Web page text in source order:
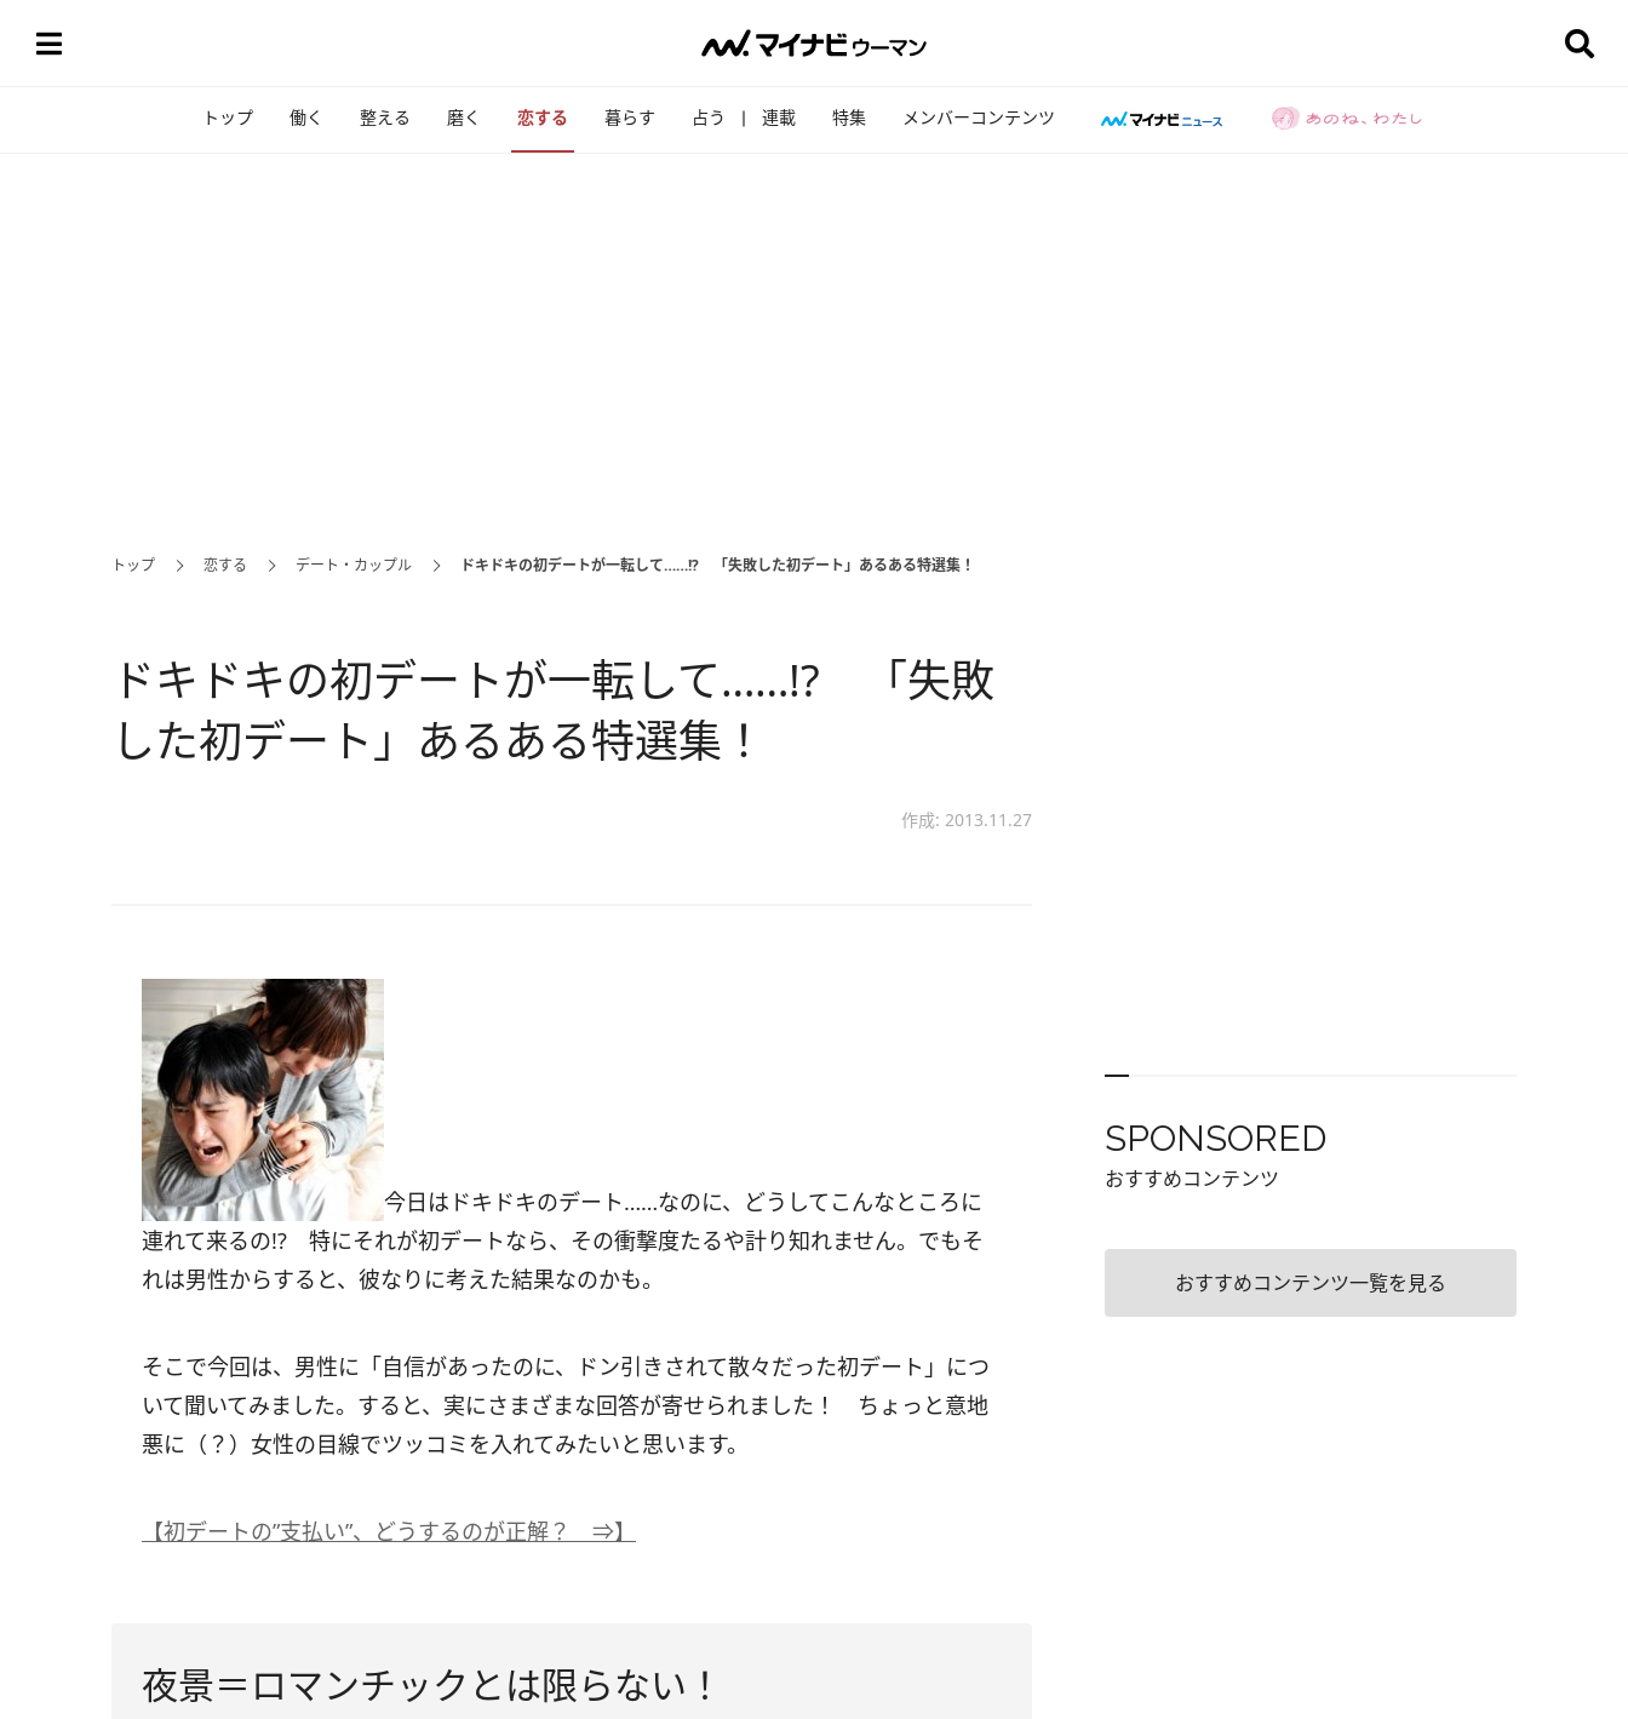
トップ 働く 整える 磨く 恋する 暮らす 占う 連載 特集 メンバーコンテンツ
トップ 恋する デート・カップル ドキドキの初デートが一転して……!? 「失敗した初デート」あるある特選集！
ドキドキの初デートが一転して……!? 「失敗
した初デート」あるある特選集！
作成: 2013.11.27
今日はドキドキのデート……なのに、どうしてこんなところに
連れて来るの!? 特にそれが初デートなら、その衝撃度たるや計り知れません。でもそ
れは男性からすると、彼なりに考えた結果なのかも。
そこで今回は、男性に「自信があったのに、ドン引きされて散々だった初デート」につ
いて聞いてみました。すると、実にさまざまな回答が寄せられました！ ちょっと意地
悪に（？）女性の目線でツッコミを入れてみたいと思います。
【初デートの”支払い”、どうするのが正解？ ⇒】
夜景＝ロマンチックとは限らない！
SPONSORED
おすすめコンテンツ
おすすめコンテンツ一覧を見る